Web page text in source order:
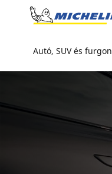
Go to page content
Autó, SUV és furgon